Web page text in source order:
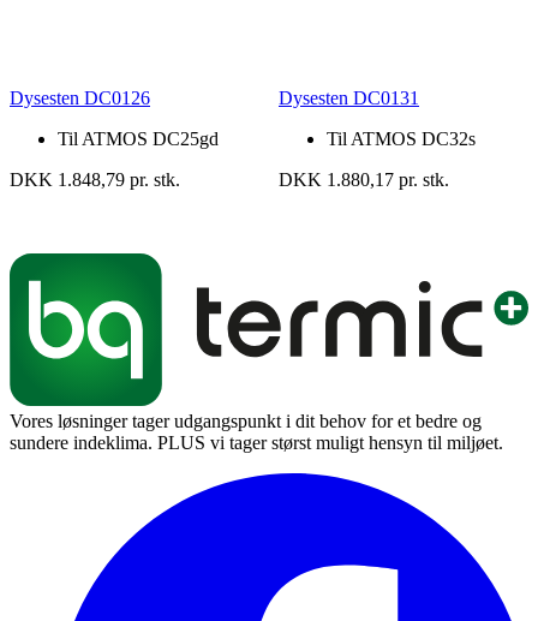
Dysesten DC0126
Til ATMOS DC25gd
DKK 1.848,79 pr. stk.
Dysesten DC0131
Til ATMOS DC32s
DKK 1.880,17 pr. stk.
Vores løsninger tager udgangspunkt i dit behov for et bedre og
sundere indeklima. PLUS vi tager størst muligt hensyn til miljøet.